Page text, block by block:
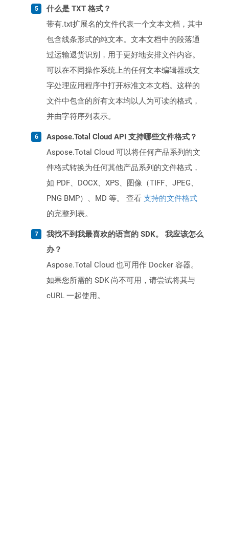
什么是 TXT 格式？
带有.txt扩展名的文件代表一个文本文档，其中
包含线条形式的纯文本。文本文档中的段落通
过运输退货识别，用于更好地安排文件内容。
可以在不同操作系统上的任何文本编辑器或文
字处理应用程序中打开标准文本文档。这样的
文件中包含的所有文本均以人为可读的格式，
并由字符序列表示。
Aspose.Total Cloud API 支持哪些文件格式？
Aspose.Total Cloud 可以将任何产品系列的文
件格式转换为任何其他产品系列的文件格式，
如 PDF、DOCX、XPS、图像（TIFF、JPEG、
PNG BMP）、MD 等。 查看 支持的文件格式
的完整列表。
我找不到我最喜欢的语言的 SDK。 我应该怎么
办？
Aspose.Total Cloud 也可用作 Docker 容器。
如果您所需的 SDK 尚不可用，请尝试将其与
cURL 一起使用。